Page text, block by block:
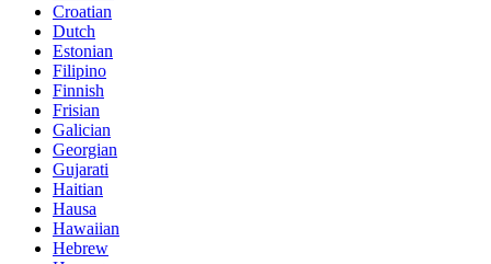
Croatian
Dutch
Estonian
Filipino
Finnish
Frisian
Galician
Georgian
Gujarati
Haitian
Hausa
Hawaiian
Hebrew